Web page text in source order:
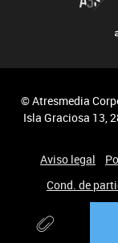
© Atresmedia
Isla Graciosa 13,
Aviso legal
Cond. de